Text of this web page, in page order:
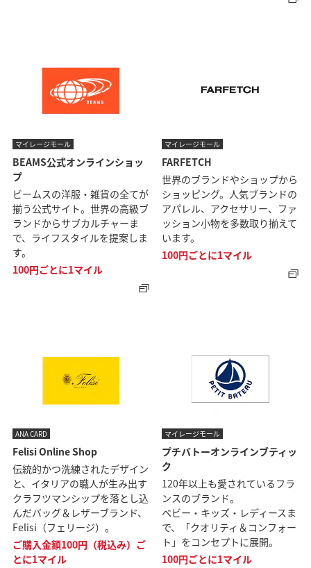
マイレージモール
BEAMS公式オンラインショッ
プ
ビームスの洋服・雑貨の全てが
揃う公式サイト。世界の高級ブ
ランドからサブカルチャーま
で、ライフスタイルを提案しま
す。
100円ごとに1マイル
マイレージモール
FARFETCH
世界のブランドやショップから
ショッピング。人気ブランドの
アパレル、アクセサリー、ファ
ッション小物を多数取り揃えて
います。
100円ごとに1マイル
ANA CARD
Felisi Online Shop
伝統的かつ洗練されたデザイン
と、イタリアの職人が生み出す
クラフツマンシップを落とし込
んだバッグ＆レザーブランド、
Felisi（フェリージ）。
ご購入金額100円（税込み）ご
とに1マイル
マイレージモール
プチバトーオンラインブティッ
ク
120年以上も愛されているフラ
ンスのブランド。
ベビー・キッズ・レディースま
で、「クオリティ＆コンフォー
ト」をコンセプトに展開。
100円ごとに1マイル